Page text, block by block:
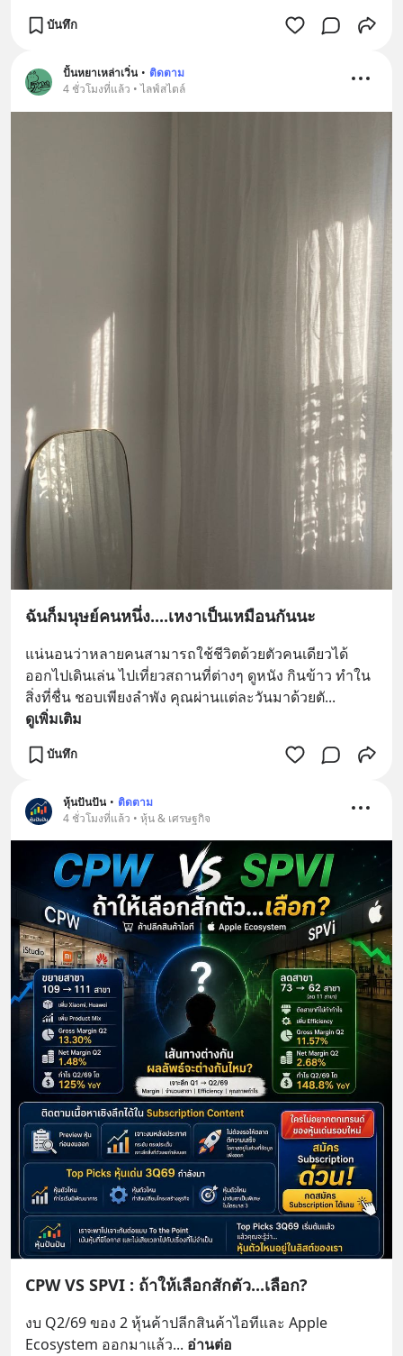
บันทึก
ปั้นหยาเหล่าเวิ่น • ติดตาม
4 ชั่วโมงที่แล้ว • ไลฟ์สไตล์
ฉันก็มนุษย์คนหนึ่ง....เหงาเป็นเหมือนกันนะ
แน่นอนว่าหลายคนสามารถใช้ชีวิตด้วยตัวคนเดียวได้
ออกไปเดินเล่น ไปเที่ยวสถานที่ต่างๆ ดูหนัง กินข้าว ทำใน
สิ่งที่ชื่น ชอบเพียงลำพัง คุณผ่านแต่ละวันมาด้วยตั...
ดูเพิ่มเติม
บันทึก
หุ้นปันปัน • ติดตาม
4 ชั่วโมงที่แล้ว • หุ้น & เศรษฐกิจ
CPW VS SPVI : ถ้าให้เลือกสักตัว...เลือก?
งบ Q2/69 ของ 2 หุ้นค้าปลีกสินค้าไอทีและ Apple
Ecosystem ออกมาแล้ว... อ่านต่อ